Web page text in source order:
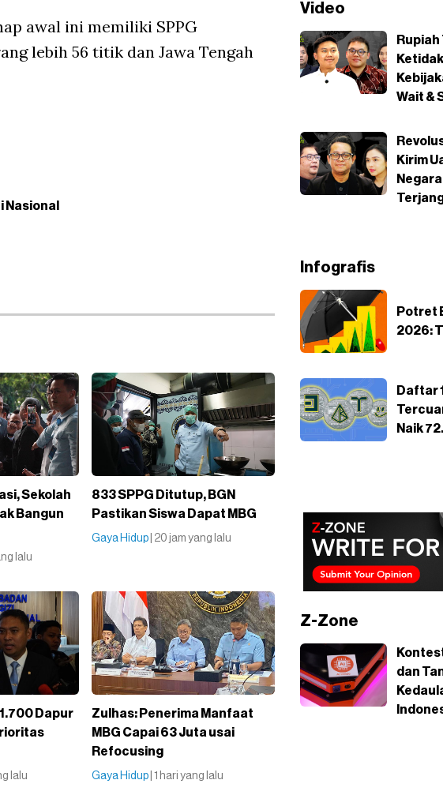
awal ini memiliki SPPG
lebih 56 titik dan Jawa Tengah
Nasional
Sekolah
Bangun
lalu
833 SPPG Ditutup, BGN
Pastikan Siswa Dapat MBG
Gaya Hidup | 20 jam yang lalu
Dapur
lalu
Zulhas: Penerima Manfaat
MBG Capai 63 Juta usai
Refocusing
Gaya Hidup | 1 hari yang lalu
Video
Wait &
Kirim
Infografis
Potret
2026:
Daftar
Naik
Z-Zone
dan